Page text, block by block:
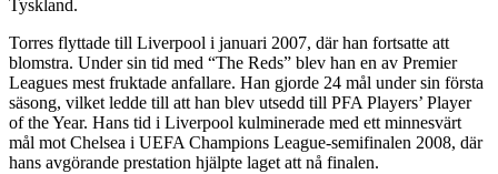
Tyskland.
Torres flyttade till Liverpool i januari 2007, där han fortsatte att
blomstra. Under sin tid med “The Reds” blev han en av Premier
Leagues mest fruktade anfallare. Han gjorde 24 mål under sin första
säsong, vilket ledde till att han blev utsedd till PFA Players’ Player
of the Year. Hans tid i Liverpool kulminerade med ett minnesvärt
mål mot Chelsea i UEFA Champions League-semifinalen 2008, där
hans avgörande prestation hjälpte laget att nå finalen.